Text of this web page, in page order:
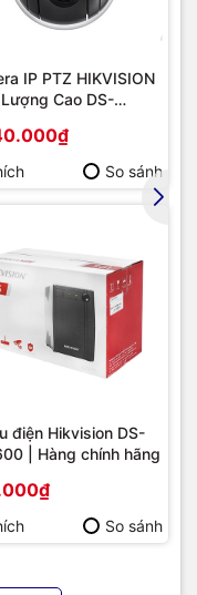
IP PTZ HIKVISION
Cao DS-
So sánh
điện Hikvision DS-
| Hàng chính hãng
So sánh